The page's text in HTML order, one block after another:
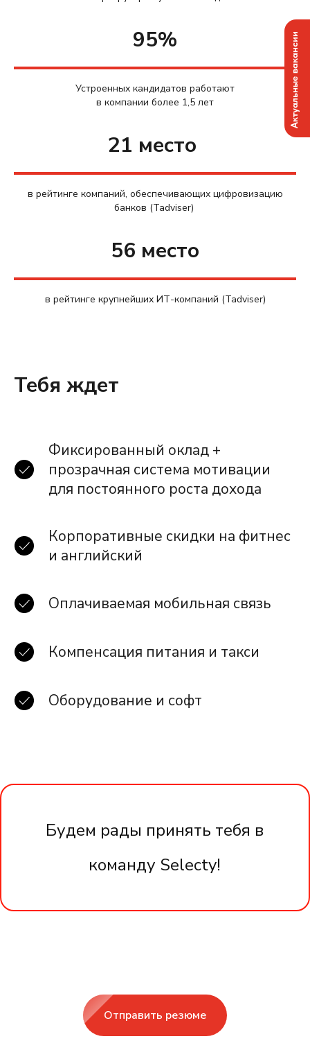
Актуальные вакансии
95%
Устроенных кандидатов работают
в компании более 1,5 лет
21 место
в рейтинге компаний, обеспечивающих цифровизацию
банков (Tadviser)
56 место
в рейтинге крупнейших ИТ-компаний (Tadviser)
Тебя ждет
Фиксированный оклад +
прозрачная система мотивации
для постоянного роста дохода
Корпоративные скидки на фитнес
и английский
Оплачиваемая мобильная связь
Компенсация питания и такси
Оборудование и софт
Будем рады принять тебя в
команду Selecty!
Отправить резюме